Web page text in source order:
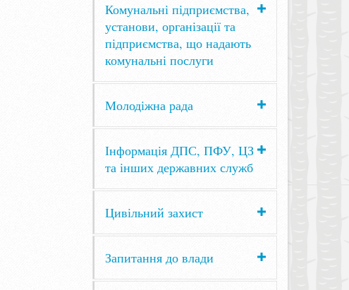
Комунальні підприємства,
установи, організації та
підприємства, що надають
комунальні послуги
Молодіжна рада
Інформація ДПС, ПФУ, ЦЗ
та інших державних служб
Цивільний захист
Запитання до влади